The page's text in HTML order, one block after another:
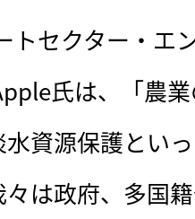
トセクター・エ
氏は、「農
資源保護とい
は政府、多国